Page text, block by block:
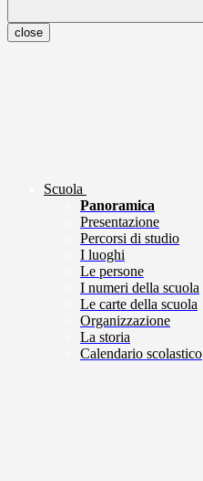
close
Scuola
Panoramica
Presentazione
Percorsi di studio
I luoghi
Le persone
I numeri della scuola
Le carte della scuola
Organizzazione
La storia
Calendario scolastico